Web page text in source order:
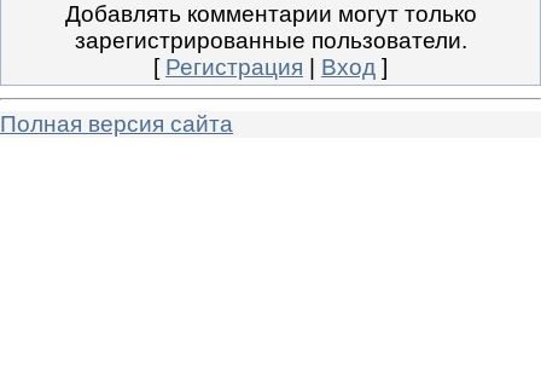
Добавлять комментарии могут только
зарегистрированные пользователи.
[ Регистрация Вход ]
Полная версия сайта